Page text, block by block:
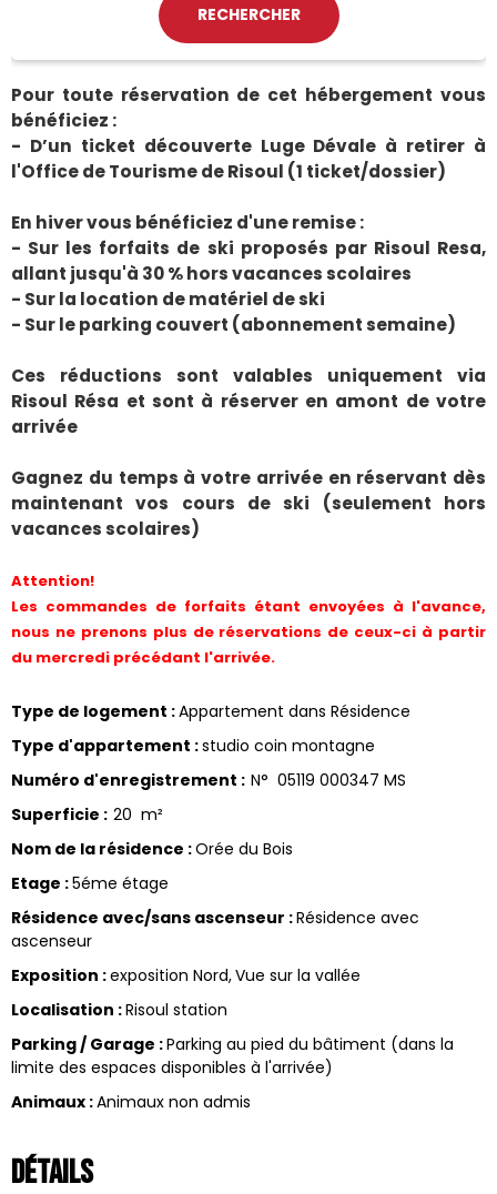
Pour toute réservation de cet hébergement vous
bénéficiez :
- D’un ticket découverte Luge Dévale à retirer à
l'Office de Tourisme de Risoul (1 ticket/dossier)
En hiver vous bénéficiez d'une remise :
- Sur les forfaits de ski proposés par Risoul Resa,
allant jusqu'à 30 % hors vacances scolaires
- Sur la location de matériel de ski
- Sur le parking couvert (abonnement semaine)
Ces réductions sont valables uniquement via
Risoul Résa et sont à réserver en amont de votre
arrivée
Gagnez du temps à votre arrivée en réservant dès
maintenant vos cours de ski (seulement hors
vacances scolaires)
Attention!
Les commandes de forfaits étant envoyées à l'avance,
nous ne prenons plus de réservations de ceux-ci à partir
du mercredi précédant l'arrivée.
Type de logement :Appartement dans Résidence
Type d'appartement :studio coin montagne
Numéro d'enregistrement : N° 05119 000347 MS
Superficie : 20 m²
Nom de la résidence :Orée du Bois
Etage :5éme étage
Résidence avec/sans ascenseur :Résidence avec
ascenseur
Exposition :exposition Nord Vue sur la vallée
Localisation :Risoul station
Parking / Garage :Parking au pied du bâtiment (dans la
limite des espaces disponibles à l'arrivée)
Animaux :Animaux non admis
Détails